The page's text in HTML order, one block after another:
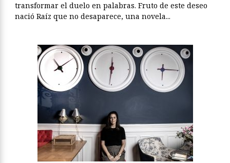
transformar el duelo en palabras. Fruto de este deseo
nació Raíz que no desaparece, una novela...